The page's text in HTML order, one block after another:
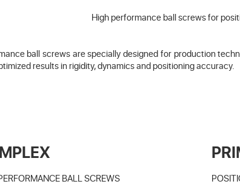
High performance ball screws for
ball screws are specially designed for production
results in rigidity, dynamics and positioning accuracy.
BALL SCREWS